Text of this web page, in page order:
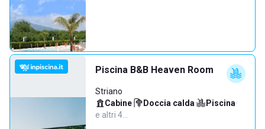
Piscina B&B Heaven Room
Striano
Cabine· Doccia calda· Piscina·
e altri 4…